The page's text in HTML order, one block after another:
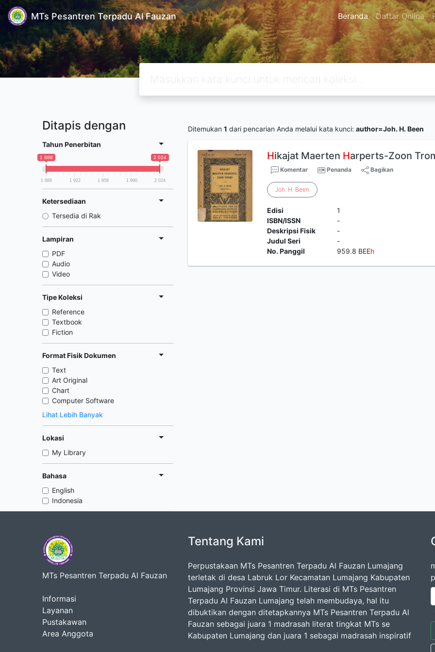
MTs Pesantren Terpadu Al Fauzan Beranda Daftar Online
Ditapis dengan
Tahun Penerbitan
1 888 2 024
1 888 1 922 1 956 1 990 2 024
Ketersediaan
Tersedia di Rak
Lampiran
PDF
Audio
Video
Tipe Koleksi
Reference
Textbook
Fiction
Format Fisik Dokumen
Text
Art Original
Chart
Computer Software
Lihat Lebih Banyak
Lokasi
My Library
Bahasa
English
Indonesia
Ditemukan 1 dari pencarian Anda melalui kata kunci: author=Joh. H. Been
Hikajat Maerten Harperts-Zoon
Komentar Penanda Bagikan
Joh. H. Been
Edisi
1
ISBN/ISSN
-
Deskripsi Fisik
-
Judul Seri
-
No. Panggil
959.8 BEEh
MTs Pesantren Terpadu Al Fauzan
Informasi
Layanan
Pustakawan
Area Anggota
Tentang Kami
Perpustakaan MTs Pesantren Terpadu Al Fauzan Lumajang
terletak di desa Labruk Lor Kecamatan Lumajang Kabupaten
Lumajang Provinsi Jawa Timur. Literasi di MTs Pesantren
Terpadu Al Fauzan Lumajang telah membudaya, hal itu
dibuktikan dengan ditetapkannya MTs Pesantren Terpadu Al
Fauzan sebagai juara 1 madrasah literat tingkat MTs se
Kabupaten Lumajang dan juara 1 sebagai madrasah inspiratif